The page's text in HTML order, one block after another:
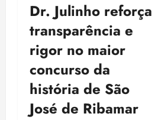
Dr. Julinho reforça
transparência e
rigor no maior
concurso da
história de São
José de Ribamar